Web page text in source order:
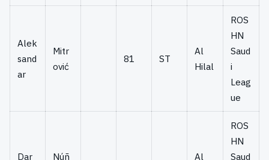
Alek
sand
ar
Mitr
ović
81 ST
Al
Hilal
ROS
HN
Saud
i
Leag
ue
Dar
Núñ
Al
ROS
HN
Saud